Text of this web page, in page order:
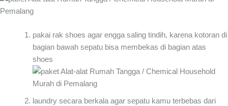
pakai rak shoes agar engga saling tindih, karena kotoran di
bagian bawah sepatu bisa membekas di bagian atas
shoes
laundry secara berkala agar sepatu kamu terbebas dari